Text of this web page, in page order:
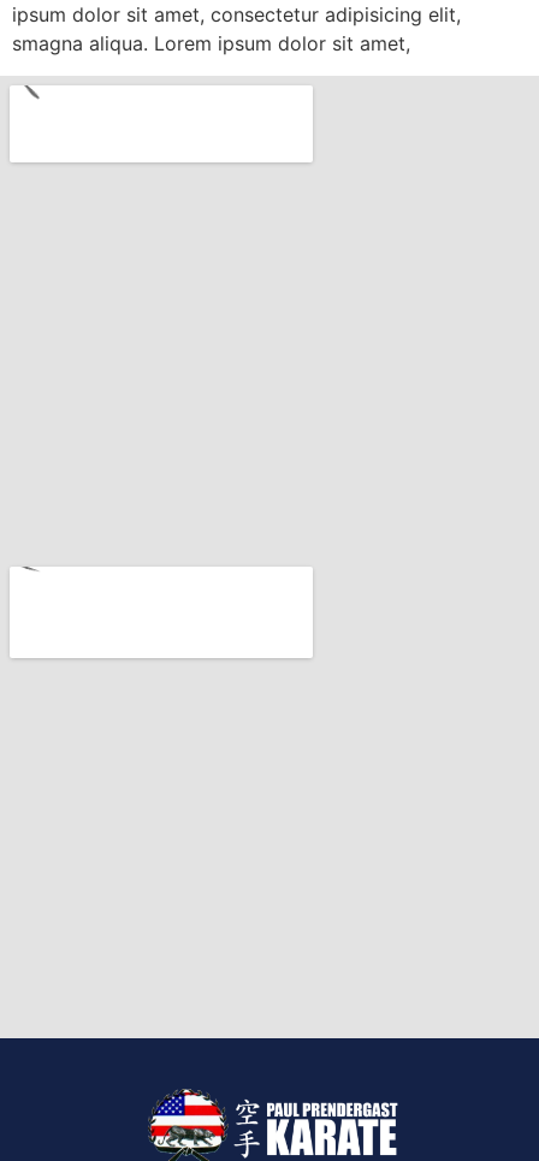
ipsum dolor sit amet, consectetur adipisicing elit,
smagna aliqua. Lorem ipsum dolor sit amet,